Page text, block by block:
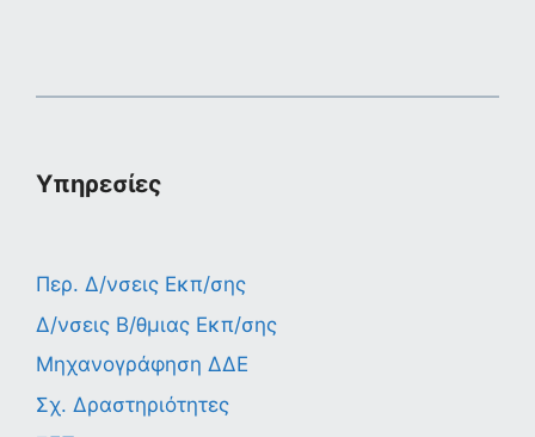
Υπηρεσίες
Περ. Δ/νσεις Εκπ/σης
Δ/νσεις Β/θμιας Εκπ/σης
Μηχανογράφηση ΔΔΕ
Σχ. Δραστηριότητες